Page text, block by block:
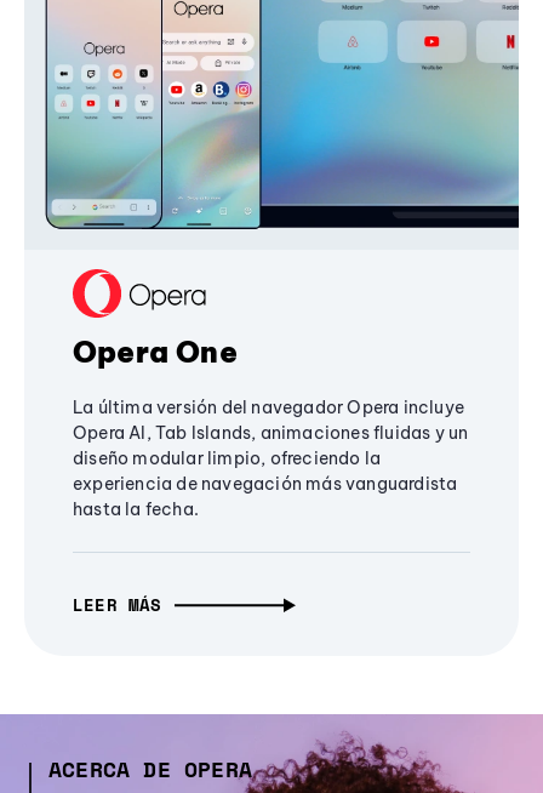
Opera One
La última versión del navegador Opera incluye
Opera AI, Tab Islands, animaciones fluidas y un
diseño modular limpio, ofreciendo la
experiencia de navegación más vanguardista
hasta la fecha.
LEER MÁS
ACERCA DE OPERA